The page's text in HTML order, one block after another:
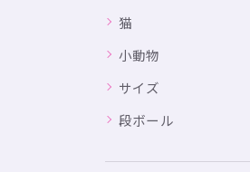
猫
小動物
サイズ
段ボール